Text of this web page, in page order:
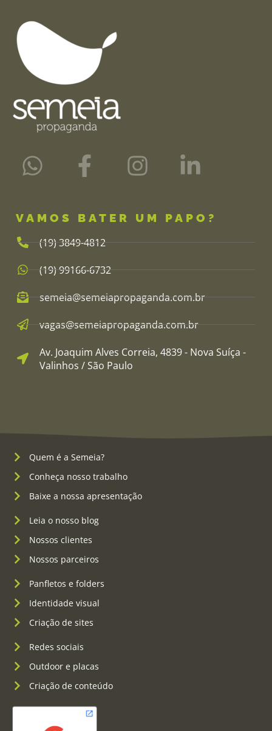
VAMOS BATER UM PAPO?
(19) 3849-4812​
(19) 99166-6732
semeia@semeiapropaganda.com.br​
vagas@semeiapropaganda.com.br​
Av. Joaquim Alves Correia, 4839 - Nova Suíça -
Valinhos / São Paulo
Quem é a Semeia?
Conheça nosso trabalho
Baixe a nossa apresentação
Leia o nosso blog
Nossos clientes
Nossos parceiros
Panfletos e folders
Identidade visual
Criação de sites
Redes sociais
Outdoor e placas
Criação de conteúdo